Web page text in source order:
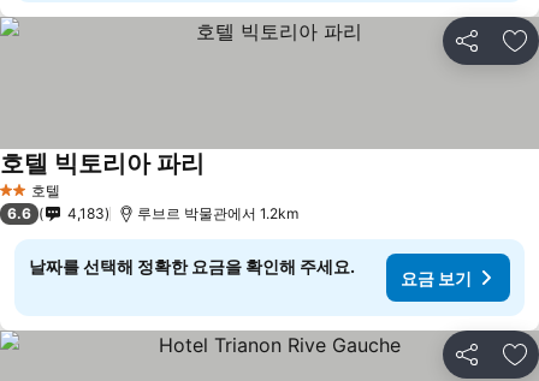
공유 즐
2 성급호텔
호텔 빅토리아 파리
6.6 4,183 루브르 박물관에서 1.2km
날짜를 선택해 정확한 요금을 확인해 주세요.
요금 보기
공유 즐